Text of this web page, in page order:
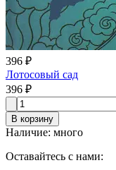
396 ₽
Лотосовый сад
396 ₽
В корзину
Наличие: много
Оставайтесь с нами: